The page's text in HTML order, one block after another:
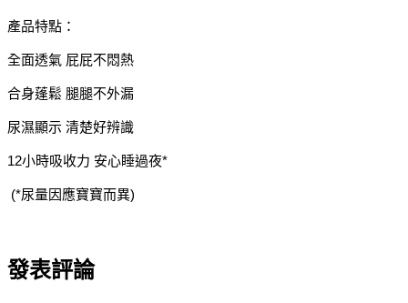
產品特點：
全面透氣 屁屁不悶熱
合身蓬鬆 腿腿不外漏
尿濕顯示 清楚好辨識
12小時吸收力 安心睡過夜*
(*尿量因應寶寶而異)
發表評論